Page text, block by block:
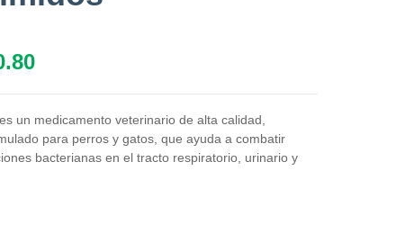
un medicamento veterinario de alta calidad,
para perros y gatos, que ayuda a combatir
bacterianas en el tracto respiratorio, urinario y